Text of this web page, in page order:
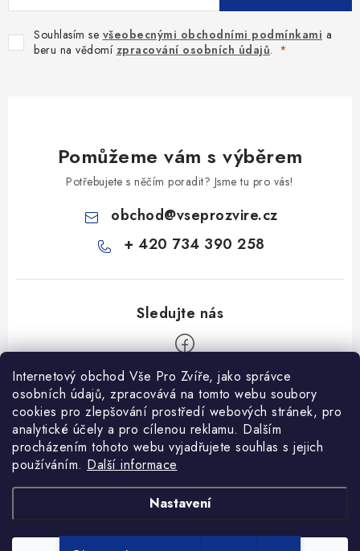
Internetový obchod Vše Pro Zvíře, jako správce
osobních údajů, zpracovává na tomto webu soubory
cookies pro zlepšování prostředí webových stránek, pro
analytické účely a pro cílenou reklamu. Dalším
procházením tohoto webu vyjadřujete souhlas s jejich
používáním. Další informace
Nastavení
Souhlasím se všeobecnými obchodními podmínkami a
beru na vědomí zpracování osobních údajů.
Pomůžeme vám s výběrem
Potřebujete s něčím poradit? Jsme tu pro vás!
obchod@vseprozvire.cz
+ 420 734 390 258
Informace pro Vás
Ceník dopravy
Kontakty
Obchodní podmínky
Heuréka recenze